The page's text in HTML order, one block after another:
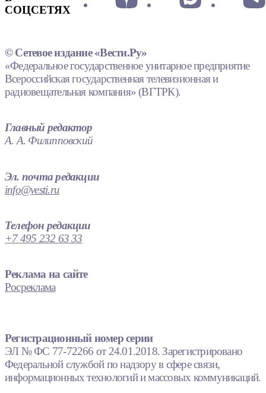
СОЦСЕТЯХ
© Сетевое издание «Вести.Ру»
«Федеральное государственное унитарное предприятие
Всероссийская государственная телевизионная и
радиовещательная компания» (ВГТРК).
Главный редактор
А. А. Филипповский
Эл. почта редакции
info@vesti.ru
Телефон редакции
+7 495 232 63 33
Реклама на сайте
Росреклама
Регистрационный номер серии
ЭЛ № ФС 77-72266 от 24.01.2018. Зарегистрировано
Федеральной службой по надзору в сфере связи,
информационных технологий и массовых коммуникаций.